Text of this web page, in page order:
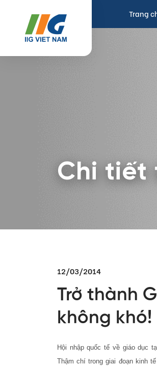
Trang
Chi tiết
12/03/2014
Trở thành
không khó!
Hội nhập quốc tế về giáo dục
Thậm chí trong giai đoạn kinh